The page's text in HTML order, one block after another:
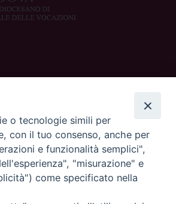
Padova
com
Padova
o tecnologie simili per
con il tuo consenso, anche per
e funzionalità semplici",
"misurazione" e
come specificato nella